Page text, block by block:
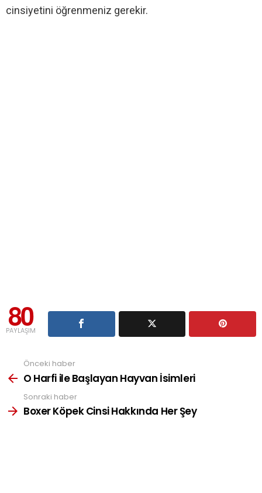
cinsiyetini öğrenmeniz gerekir.
80
PAYLAŞIM
more
Önceki haber
O Harfi ile Başlayan Hayvan İsimleri
Sonraki haber
Boxer Köpek Cinsi Hakkında Her Şey